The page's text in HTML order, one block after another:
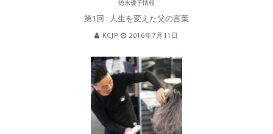
徳永優子情報
第1回 : 人生を変えた父の言葉
KCJP 2016年7月11日